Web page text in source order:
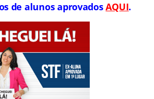
de alunos aprovadosAQUI.